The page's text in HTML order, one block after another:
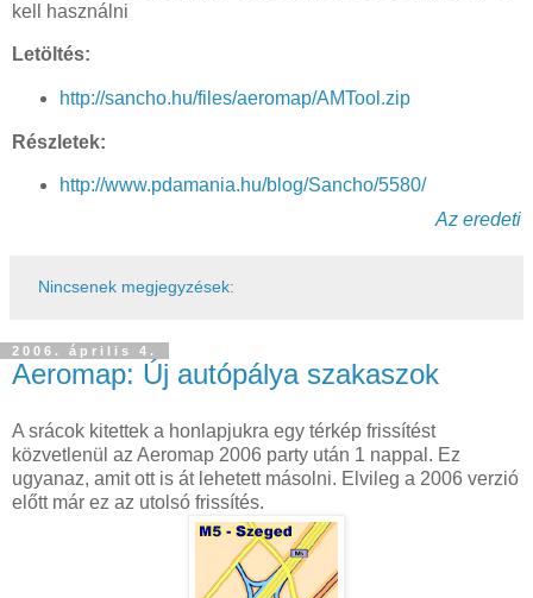
kell használni
Letöltés:
http://sancho.hu/files/aeromap/AMTool.zip
Részletek:
http://www.pdamania.hu/blog/Sancho/5580/
Az eredeti
Nincsenek megjegyzések:
2006. április 4.
Aeromap: Új autópálya szakaszok
A srácok kitettek a honlapjukra egy térkép frissítést
közvetlenül az Aeromap 2006 party után 1 nappal. Ez
ugyanaz, amit ott is át lehetett másolni. Elvileg a 2006 verzió
előtt már ez az utolsó frissítés.